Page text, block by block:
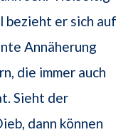
bezieht er sich auf
Annäherung
die immer auch
Sieht der
dann können